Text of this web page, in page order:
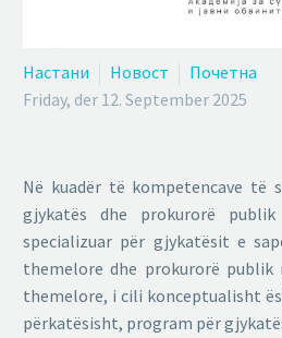
Настани Новост
Почетна
Friday, der 12. September 2025
Në kuadër të kompetencave të
gjykatës dhe prokurorë
specializuar për gjykatësit e
themelore dhe prokurorë
themelore, i cili konceptualisht
përkatësisht, program për